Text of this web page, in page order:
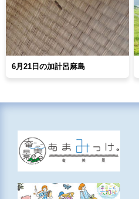
6月21日の加計呂麻島